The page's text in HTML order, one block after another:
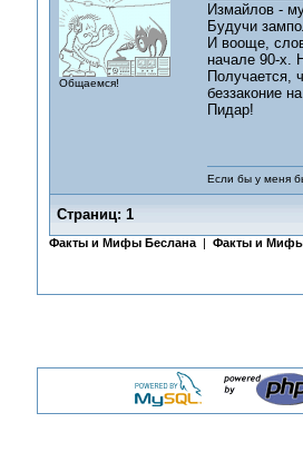
Общаемся!
Измайлов -
Будучи
И вооще,
начале 90-х.
Получается,
беззаконие
Пидар!
Если бы у меня
Страниц: 1
Факты и Мифы Беслана| Факты и Мифы